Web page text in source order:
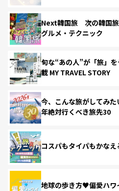
Next韓国旅 次の韓国旅
グルメ・テクニック
旬な“あの人”が「旅」
載 MY TRAVEL STORY
今、こんな旅がしてみ
年絶対行くべき旅先30
コスパもタイパもかな
地球の歩き方♥偏愛ハワ